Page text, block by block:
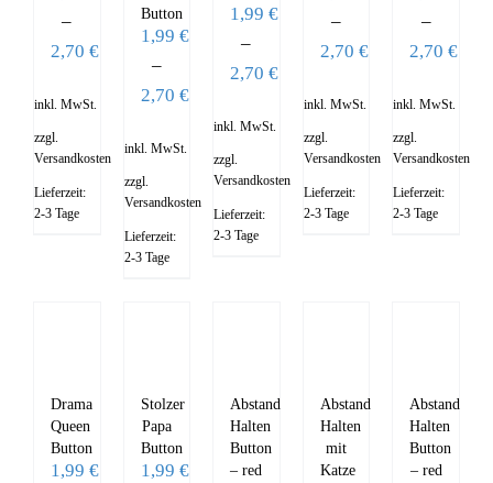
–
2,70 €
inkl. MwSt.
zzgl.
Versandkosten
Lieferzeit:
2-3 Tage
Button
1,99 €
–
2,70 €
inkl. MwSt.
zzgl.
Versandkosten
Lieferzeit:
2-3 Tage
1,99€
–
2,70€
inkl. MwSt.
zzgl.
Versandkosten
Lieferzeit:
2-3 Tage
–
2,70 €
inkl. MwSt.
zzgl.
Versandkosten
Lieferzeit:
2-3 Tage
–
2,70€
inkl. MwSt.
zzgl.
Versandkosten
Lieferzeit:
2-3 Tage
Drama
Queen
Button
1,99 €
Stolzer
Papa
Button
1,99 €
Abstand
Halten
Button
– red
Abstand
Halten
mit
Katze
Abstand
Halten
Button
– red